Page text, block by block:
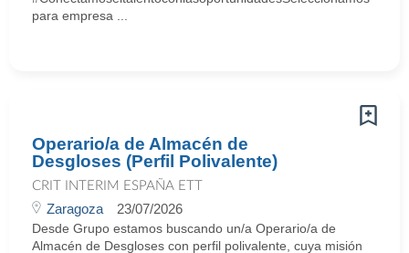
para empresa ...
Operario/a de Almacén de
Desgloses (Perfil Polivalente)
CRIT INTERIM ESPAÑA ETT
Zaragoza 23/07/2026
Desde Grupo estamos buscando un/a Operario/a de
Almacén de Desgloses con perfil polivalente, cuya misión